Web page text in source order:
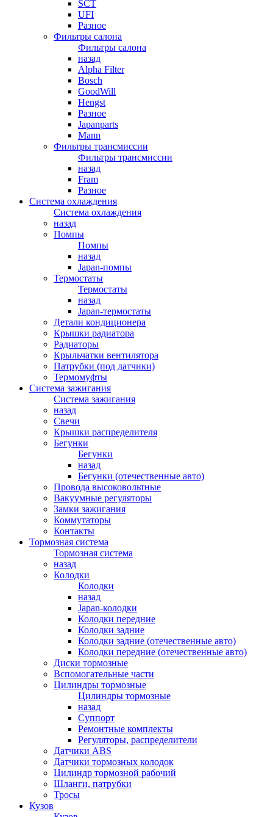
SCT
UFI
Разное
Фильтры салона
Фильтры салона
назад
Alpha Filter
Bosch
GoodWill
Hengst
Разное
Japanparts
Mann
Фильтры трансмиссии
Фильтры трансмиссии
назад
Fram
Разное
Система охлаждения
Система охлаждения
назад
Помпы
Помпы
назад
Japan-помпы
Термостаты
Термостаты
назад
Japan-термостаты
Детали кондиционера
Крышки радиатора
Радиаторы
Крыльчатки вентилятора
Патрубки (под датчики)
Термомуфты
Система зажигания
Система зажигания
назад
Свечи
Крышки распределителя
Бегунки
Бегунки
назад
Бегунки (отечественные авто)
Провода высоковольтные
Вакуумные регуляторы
Замки зажигания
Коммутаторы
Контакты
Тормозная система
Тормозная система
назад
Колодки
Колодки
назад
Japan-колодки
Колодки передние
Колодки задние
Колодки задние (отечественные авто)
Колодки передние (отечественные авто)
Диски тормозные
Вспомогательные части
Цилиндры тормозные
Цилиндры тормозные
назад
Суппорт
Ремонтные комплекты
Регуляторы, распределители
Датчики ABS
Датчики тормозных колодок
Цилиндр тормозной рабочий
Шланги, патрубки
Тросы
Кузов